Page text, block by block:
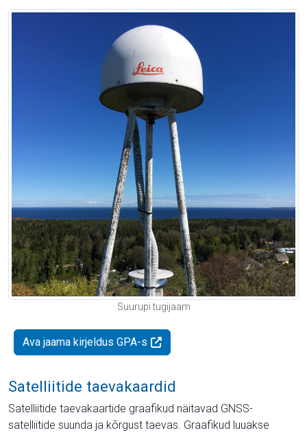
Suurupi tugijaam
Ava jaama kirjeldus GPA-s
Satelliitide taevakaardid
Satelliitide taevakaartide graafikud näitavad GNSS-
satelliitide suunda ja kõrgust taevas. Graafikud luuakse